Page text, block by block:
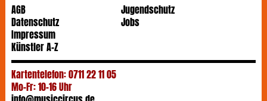
AGB
Datenschutz
Impressum
Jugendschutz
Jobs
Künstler A-Z
Kartentelefon: 0711 22 11 05
Mo-Fr: 10-16 Uhr